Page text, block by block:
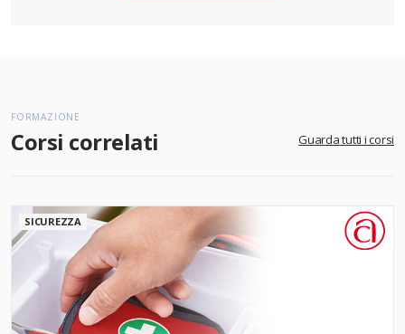
FORMAZIONE
Corsi correlati Guarda tutti i corsi
SICUREZZA